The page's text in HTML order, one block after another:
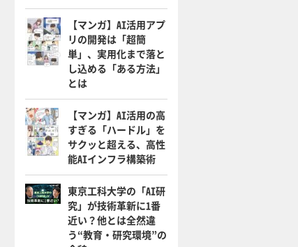
【マンガ】AI活用アプ
リの開発は「超簡
単」、実用化まで落と
し込める「ある方法」
とは
【マンガ】AI活用の高
すぎる「ハードル」を
サクッと超える、高性
能AIインフラ構築術
東京工科大学の「AI研
究」が技術革新に1番
近い？他とは全然違
う“教育・研究環境”の